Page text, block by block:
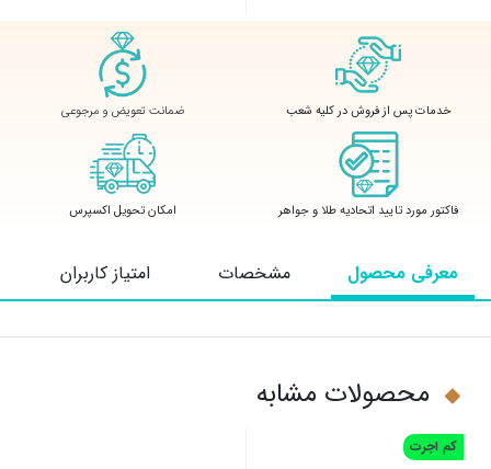
خدمات پس از فروش در کلیه شعب ضمانت تعویض و مرجوعی
فاکتور مورد تایید اتحادیه طلا و جواهر امکان تحویل اکسپرس
معرفی محصول مشخصات امتیاز کاربران
محصولات مشابه
کم اجرت